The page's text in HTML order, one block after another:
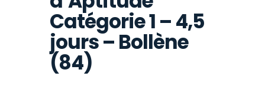
Catégorie 1 – 4,5
jours – Bollène
(84)